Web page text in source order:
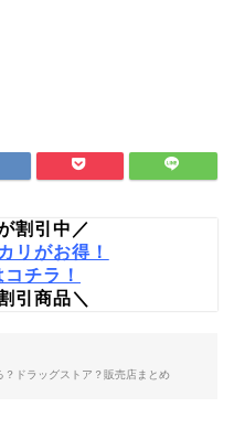
割引中／
リがお得！
チラ！
引商品＼
ドラッグストア？販売店まとめ